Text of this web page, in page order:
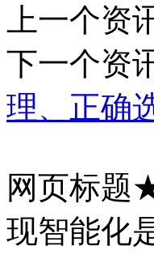
上一个资
下一个资
理、正确
网页标题
现智能化